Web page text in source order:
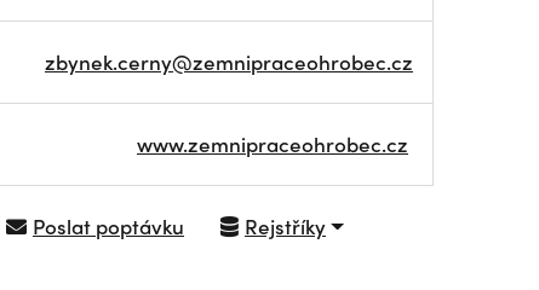
zbynek.cerny@zemnipraceohrobec.cz
www.zemnipraceohrobec.cz
Poslat poptávku Rejstříky